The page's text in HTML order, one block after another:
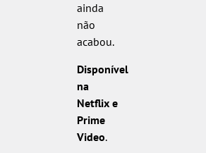
ainda
não
acabou.
Disponível
na
Netflix e
Prime
Video.